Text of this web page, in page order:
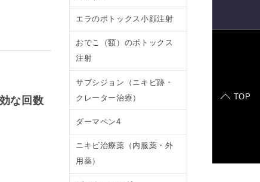
な回数
エラのボトックス小顔注射
おでこ（額）のボトックス
注射
サブシジョン（ニキビ跡・
クレーター治療）
ダーマペン4
ニキビ治療薬（内服薬・外
用薬）
TOP